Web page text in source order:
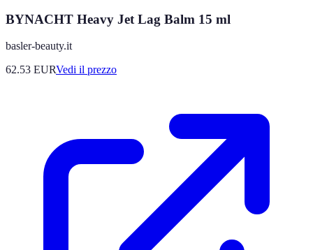
BYNACHT Heavy Jet Lag Balm 15 ml
basler-beauty.it
62.53 EURVedi il prezzo